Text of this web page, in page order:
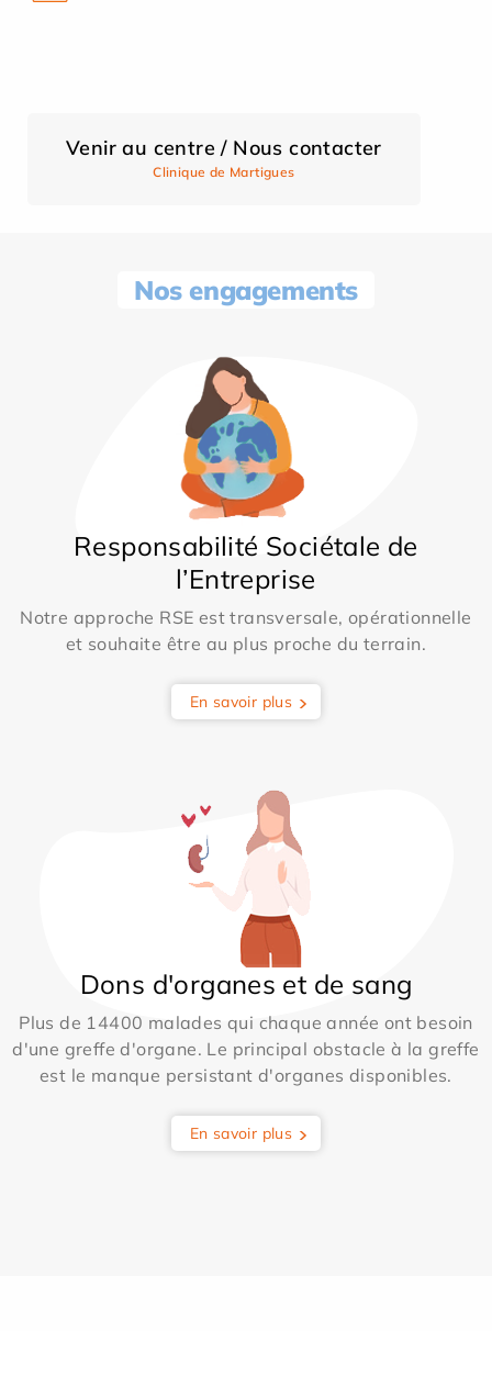
Venir au centre / Nous contacter
Clinique de Martigues
Nos engagements
Responsabilité Sociétale de
l’Entreprise
Notre approche RSE est transversale, opérationnelle
et souhaite être au plus proche du terrain.
En savoir plus
Dons d'organes et de sang
Plus de 14400 malades qui chaque année ont besoin
d'une greffe d'organe. Le principal obstacle à la greffe
est le manque persistant d'organes disponibles.
En savoir plus